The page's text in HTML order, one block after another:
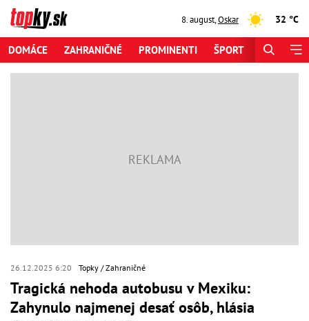
8. august,Oskar 32 °C
DOMÁCE ZAHRANIČNÉ PROMINENTI ŠPORT
26.12.2025 6:20 Topky Zahraničné
Tragická nehoda autobusu v Mexiku:
Zahynulo najmenej desať osôb, hlásia